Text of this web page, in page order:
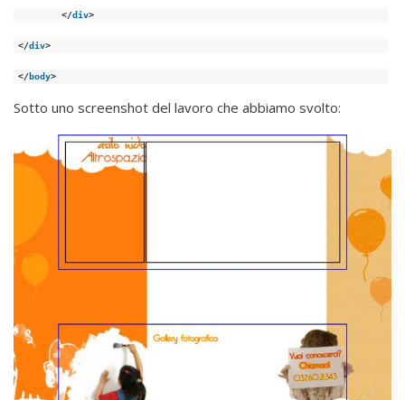
</div>
</div>
</body>
Sotto uno screenshot del lavoro che abbiamo svolto: